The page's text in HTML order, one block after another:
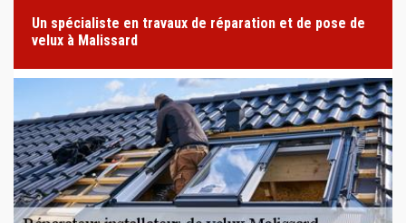
Un spécialiste en travaux de réparation et de pose de
velux à Malissard